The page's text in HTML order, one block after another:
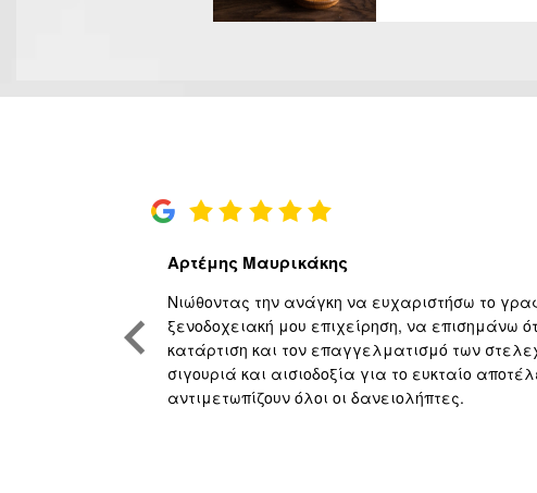
Αρτέμης Μαυρικάκης
Νιώθοντας την ανάγκη να ευχαριστήσω το
ξενοδοχειακή μου επιχείρηση, να επισημάνω
κατάρτιση και τον επαγγελματισμό των
σιγουριά και αισιοδοξία για το ευκταίο
αντιμετωπίζουν όλοι οι δανειολήπτες.